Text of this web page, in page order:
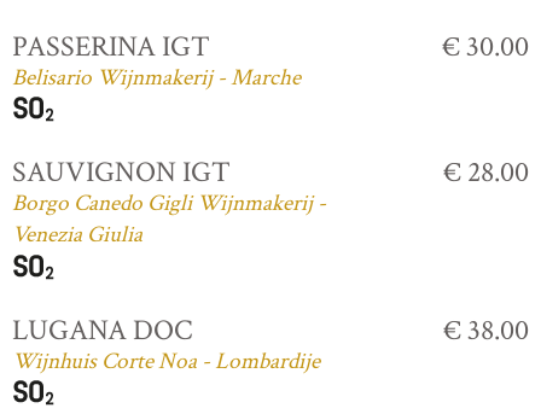
PASSERINA IGT
Belisario Wijnmakerij - Marche
€ 30.00
SAUVIGNON IGT
Borgo Canedo Gigli Wijnmakerij -
Venezia Giulia
€ 28.00
LUGANA DOC
Wijnhuis Corte Noa - Lombardije
€ 38.00